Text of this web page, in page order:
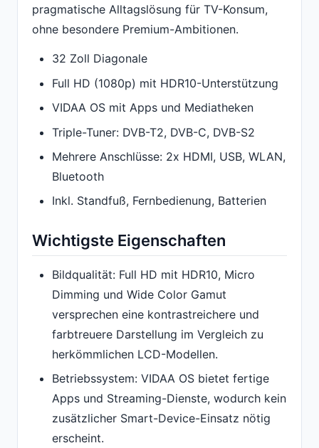
pragmatische Alltagslösung für TV-Konsum,
ohne besondere Premium-Ambitionen.
32 Zoll Diagonale
Full HD (1080p) mit HDR10-Unterstützung
VIDAA OS mit Apps und Mediatheken
Triple-Tuner: DVB-T2, DVB-C, DVB-S2
Mehrere Anschlüsse: 2x HDMI, USB, WLAN,
Bluetooth
Inkl. Standfuß, Fernbedienung, Batterien
Wichtigste Eigenschaften
Bildqualität: Full HD mit HDR10, Micro
Dimming und Wide Color Gamut
versprechen eine kontrastreichere und
farbtreuere Darstellung im Vergleich zu
herkömmlichen LCD-Modellen.
Betriebssystem: VIDAA OS bietet fertige
Apps und Streaming-Dienste, wodurch kein
zusätzlicher Smart-Device-Einsatz nötig
erscheint.